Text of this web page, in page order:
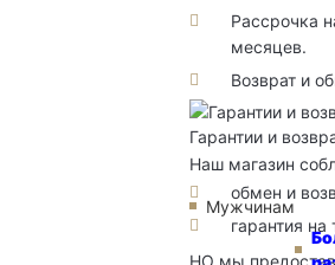
Мужчинам
Рассрочка
месяцев.
Возврат и
Гарантии и
Наш магазин
обмен и
гарантия на
НО мы